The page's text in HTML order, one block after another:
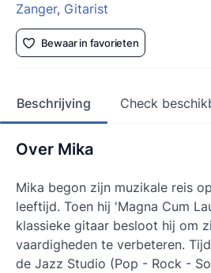
Zanger, Gitarist
Bewaar in favorieten
Beschrijving Check
Over Mika
Mika begon zijn muzikale reis
leeftijd. Toen hij 'Magna Cum
klassieke gitaar besloot hij om
vaardigheden te verbeteren.
de Jazz Studio (Pop - Rock -